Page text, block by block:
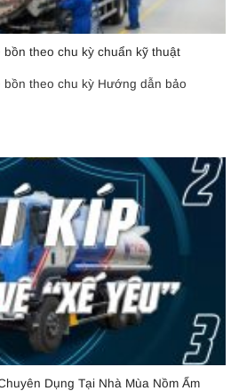
theo chu kỳ chuẩn kỹ thuật
theo chu kỳ Hướng dẫn bảo
Dụng Tại Nhà Mùa Nồm Ẩm